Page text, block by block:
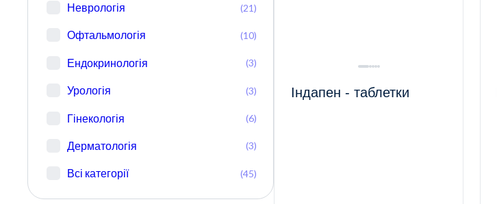
Неврологія (21)
Офтальмологія (10)
Ендокринологія (3)
Урологія (3)
Гінекологія (6)
Дерматологія (3)
Всі категорії (45)
Індапен - таблетки